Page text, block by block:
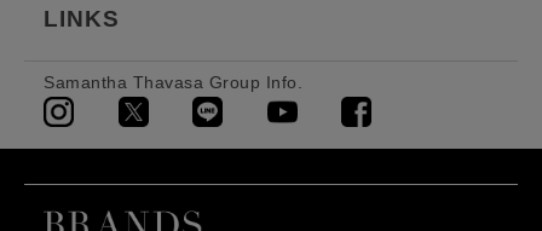
LINKS
Samantha Thavasa Group Info.